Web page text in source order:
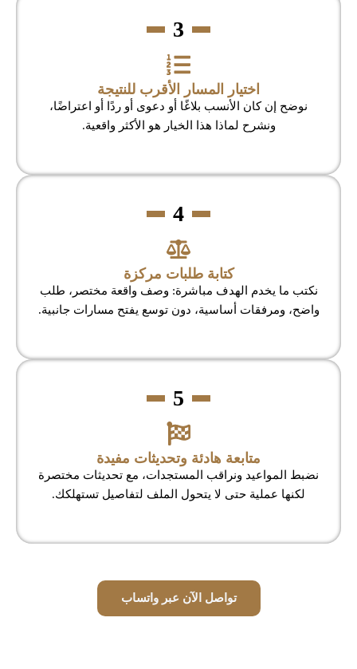
3
اختيار المسار الأقرب للنتيجة
نوضح إن كان الأنسب بلاغًا أو دعوى أو ردًا أو اعتراضًا،
ونشرح لماذا هذا الخيار هو الأكثر واقعية.
4
كتابة طلبات مركزة
نكتب ما يخدم الهدف مباشرة: وصف واقعة مختصر، طلب
واضح، ومرفقات أساسية، دون توسع يفتح مسارات جانبية.
5
متابعة هادئة وتحديثات مفيدة
نضبط المواعيد ونراقب المستجدات، مع تحديثات مختصرة
لكنها عملية حتى لا يتحول الملف لتفاصيل تستهلكك.
تواصل الآن عبر واتساب